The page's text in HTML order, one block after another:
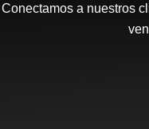
Conectamos a nuestros